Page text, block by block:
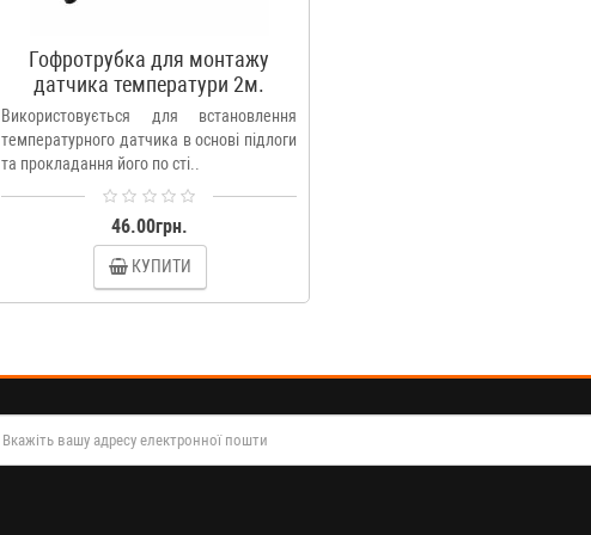
Гофротрубка для монтажу
датчика температури 2м.
Використовується для встановлення
температурного датчика в основі підлоги
та прокладання його по сті..
46.00грн.
КУПИТИ